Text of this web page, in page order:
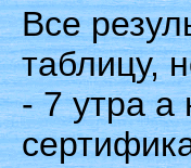
Все
таблицу,
- 7 утра а